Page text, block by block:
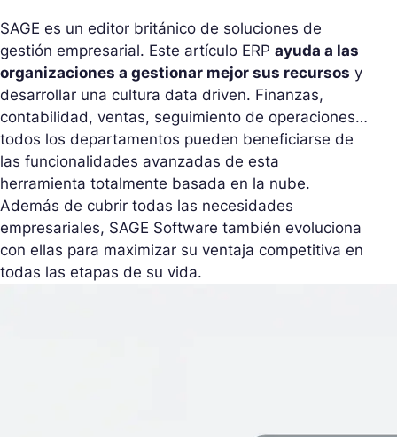
SAGE es un editor británico de soluciones de
gestión empresarial. Este artículo ERP ayuda a las
organizaciones a gestionar mejor sus recursos y
desarrollar una cultura data driven. Finanzas,
contabilidad, ventas, seguimiento de operaciones…
todos los departamentos pueden beneficiarse de
las funcionalidades avanzadas de esta
herramienta totalmente basada en la nube.
Además de cubrir todas las necesidades
empresariales, SAGE Software también evoluciona
con ellas para maximizar su ventaja competitiva en
todas las etapas de su vida.